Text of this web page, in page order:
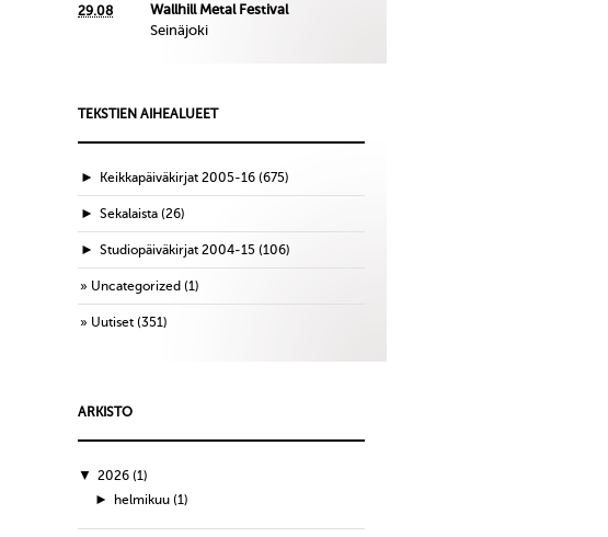
29.08
Wallhill Metal Festival
Seinäjoki
TEKSTIEN AIHEALUEET
► Keikkapäiväkirjat 2005-16 (675)
► Sekalaista (26)
► Studiopäiväkirjat 2004-15 (106)
Uncategorized (1)
Uutiset (351)
ARKISTO
▼ 2026 (1)
► helmikuu (1)